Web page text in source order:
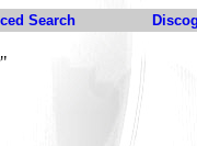
Search